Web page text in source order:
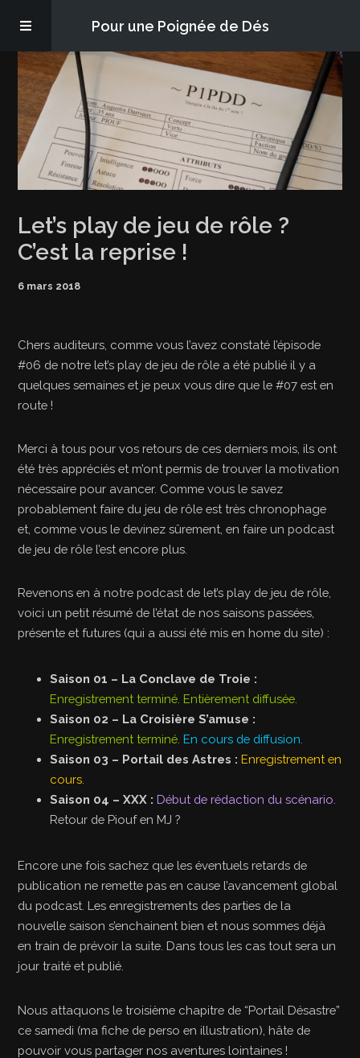
Pour une Poignée de Dés
Les épisodes
PQD2P
S’abonner
Blog
Let’s play de jeu de rôle ?
C’est la reprise !
6 mars 2018
Chers auditeurs, comme vous l’avez constaté l’épisode
#06 de notre let’s play de jeu de rôle a été publié il y a
quelques semaines et je peux vous dire que le #07 est en
route !
Merci à tous pour vos retours de ces derniers mois, ils ont
été très appréciés et m’ont permis de trouver la motivation
nécessaire pour avancer. Comme vous le savez
probablement faire du jeu de rôle est très chronophage
et, comme vous le devinez sûrement, en faire un podcast
de jeu de rôle l’est encore plus.
Revenons en à notre podcast de let’s play de jeu de rôle,
voici un petit résumé de l’état de nos saisons passées,
présente et futures (qui a aussi été mis en home du site) :
Saison 01 – La Conclave de Troie :
Enregistrement terminé. Entièrement diffusée.
Saison 02 – La Croisière S’amuse :
Enregistrement terminé. En cours de diffusion.
Saison 03 – Portail des Astres : Enregistrement en
cours.
Saison 04 – XXX : Début de rédaction du scénario.
Retour de Piouf en MJ ?
Encore une fois sachez que les éventuels retards de
publication ne remette pas en cause l’avancement global
du podcast. Les enregistrements des parties de la
nouvelle saison s’enchainent bien et nous sommes déjà
en train de prévoir la suite. Dans tous les cas tout sera un
jour traité et publié.
Nous attaquons le troisième chapitre de “Portail Désastre”
ce samedi (ma fiche de perso en illustration), hâte de
pouvoir vous partager nos aventures lointaines !